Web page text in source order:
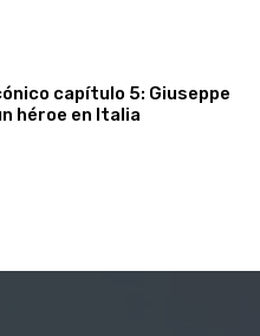
capítulo 5: Giuseppe
héroe en Italia